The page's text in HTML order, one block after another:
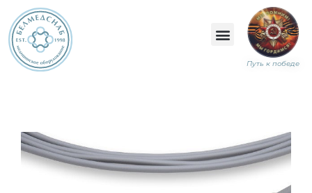
Путь к победе